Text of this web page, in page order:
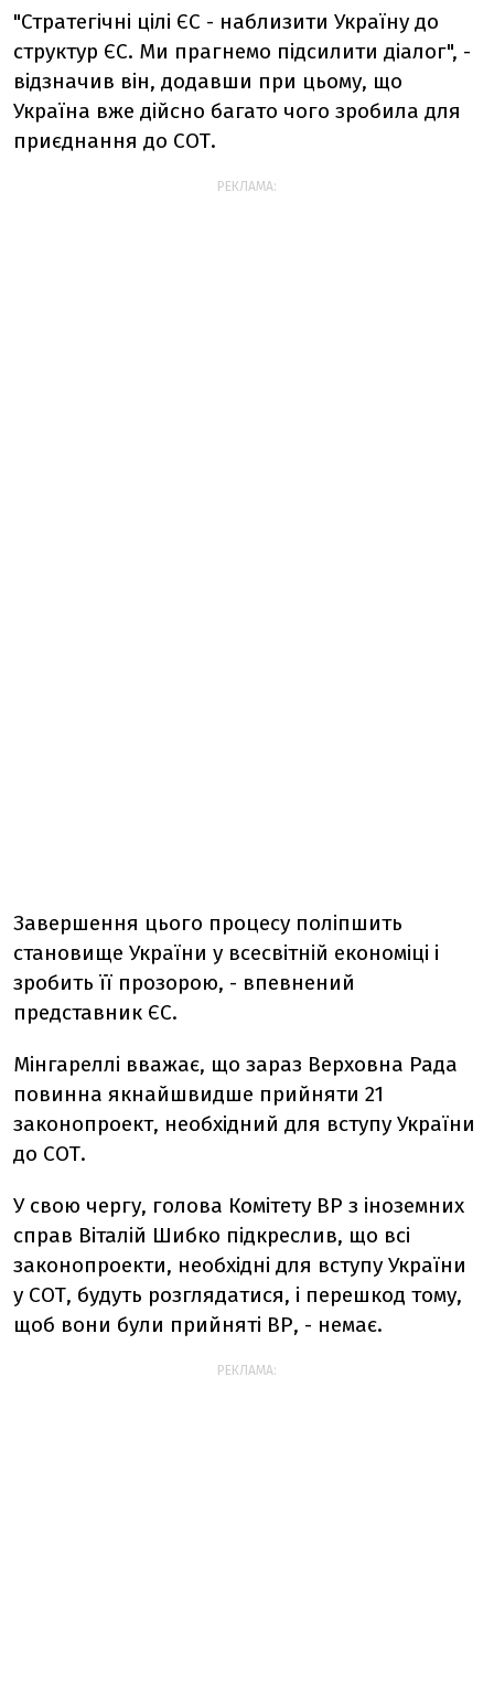
"Стратегічні цілі ЄС - наблизити Україну до
структур ЄС. Ми прагнемо підсилити діалог", -
відзначив він, додавши при цьому, що
Україна вже дійсно багато чого зробила для
приєднання до СОТ.
РЕКЛАМА:
Завершення цього процесу поліпшить
становище України у всесвітній економіці і
зробить її прозорою, - впевнений
представник ЄС.
Мінгареллі вважає, що зараз Верховна Рада
повинна якнайшвидше прийняти 21
законопроект, необхідний для вступу України
до СОТ.
У свою чергу, голова Комітету ВР з іноземних
справ Віталій Шибко підкреслив, що всі
законопроекти, необхідні для вступу України
у СОТ, будуть розглядатися, і перешкод тому,
щоб вони були прийняті ВР, - немає.
РЕКЛАМА: